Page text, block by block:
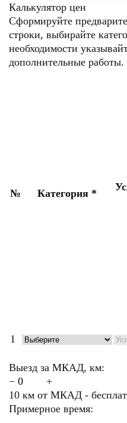
Калькулятор цен
Сформируйте
строки, выбирайте
необходимости
дополнительные работы.
№ Категория *
1
Выезд за МКАД, км:
−
+
10 км от МКАД -
Примерное время: